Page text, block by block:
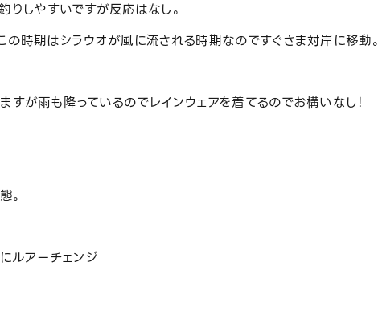
しやすいですが反応はなし。
時期はシラウオが風に流される時期なのですぐさま対岸に移動。
が雨も降っているのでレインウェアを着てるのでお構いなし！
。
ルアーチェンジ